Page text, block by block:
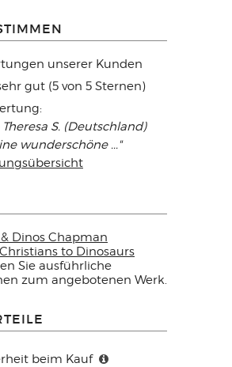
unserer Kunden
gut (5 von 5 Sternen)
Theresa S. (Deutschland)
wunderschöne ..."
Dinos Chapman
to Dinosaurs
Sie ausführliche
zum angebotenen Werk.
beim Kauf